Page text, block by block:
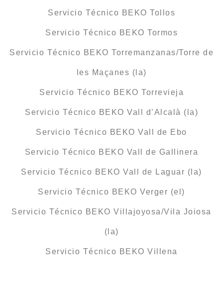
Servicio Técnico BEKO Tollos
Servicio Técnico BEKO Tormos
Servicio Técnico BEKO Torremanzanas/Torre de
les Maçanes (la)
Servicio Técnico BEKO Torrevieja
Servicio Técnico BEKO Vall d’Alcalà (la)
Servicio Técnico BEKO Vall de Ebo
Servicio Técnico BEKO Vall de Gallinera
Servicio Técnico BEKO Vall de Laguar (la)
Servicio Técnico BEKO Verger (el)
Servicio Técnico BEKO Villajoyosa/Vila Joiosa
(la)
Servicio Técnico BEKO Villena